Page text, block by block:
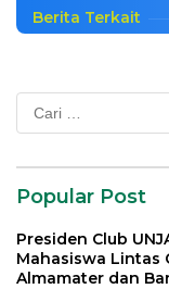
Berita Terkait
Cari
untuk:
Popular Post
Presiden Club
Mahasiswa Lintas
Almamater dan